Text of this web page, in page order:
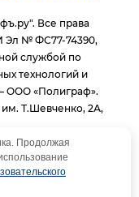
Все права
Эл № ФС77-74390,
службой по
технологий и
ООО «Полиграф».
им. Т.Шевченко, 2А,
гиперссылка
Продолжая